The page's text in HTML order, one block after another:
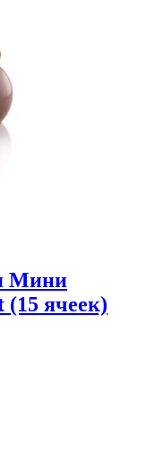
Мини
ячеек)